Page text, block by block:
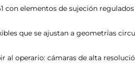
con elementos de sujeción regulados
que se ajustan a geometrías
al operario: cámaras de alta